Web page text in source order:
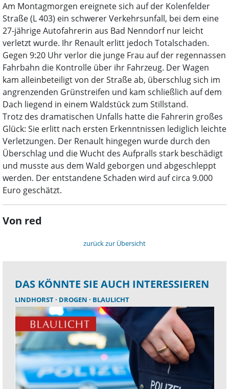
Am Montagmorgen ereignete sich auf der Kolenfelder
Straße (L 403) ein schwerer Verkehrsunfall, bei dem eine
27-jährige Autofahrerin aus Bad Nenndorf nur leicht
verletzt wurde. Ihr Renault erlitt jedoch Totalschaden.
Gegen 9:20 Uhr verlor die junge Frau auf der regennassen
Fahrbahn die Kontrolle über ihr Fahrzeug. Der Wagen
kam alleinbeteiligt von der Straße ab, überschlug sich im
angrenzenden Grünstreifen und kam schließlich auf dem
Dach liegend in einem Waldstück zum Stillstand.
Trotz des dramatischen Unfalls hatte die Fahrerin großes
Glück: Sie erlitt nach ersten Erkenntnissen lediglich leichte
Verletzungen. Der Renault hingegen wurde durch den
Überschlag und die Wucht des Aufpralls stark beschädigt
und musste aus dem Wald geborgen und abgeschleppt
werden. Der entstandene Schaden wird auf circa 9.000
Euro geschätzt.
Von red
zurück zur Übersicht
DAS KÖNNTE SIE AUCH INTERESSIEREN
LINDHORST DROGEN BLAULICHT